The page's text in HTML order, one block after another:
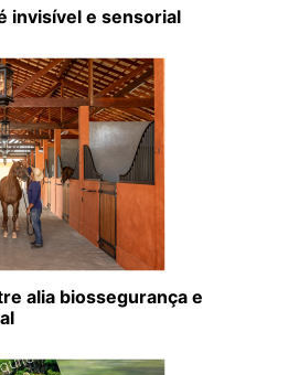
invisível e sensorial
alia biossegurança e